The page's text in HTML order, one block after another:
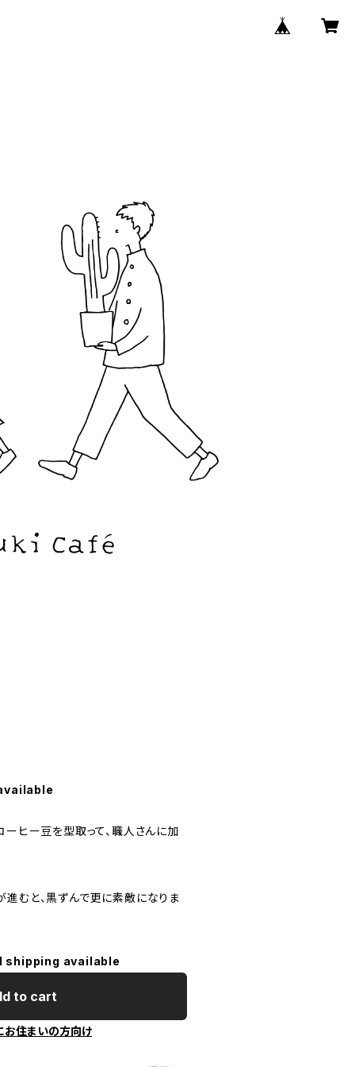
ーヒー豆を型取って、職人さんに加
むと、黒ずんで更に素敵になりま
shipping available
to cart
お住まいの方向け